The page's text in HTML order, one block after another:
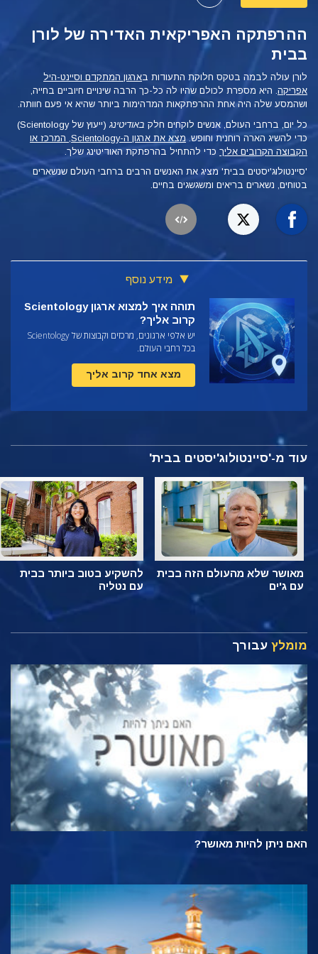
ההרפתקה האפריקאית האדירה של לורן
בבית
לורן עולה לבמה בטקס חלוקת התעודות בארגון המתקדם וסיינט-היל
אפריקה. היא מספרת לכולם שהיו לה כל-כך הרבה שינויים חיוביים בחייה,
ושהמסע שלה היה אחת ההרפתקאות המדהימות ביותר שהיא אי פעם חוותה.
כל יום, ברחבי העולם, אנשים לוקחים חלק באודיטינג
(ייעוץ של Scientology)
כדי להשיג הארה רוחנית וחופש.
מצא את ארגון ה-Scientology, המרכז או
הקבוצה הקרובים אליך כדי להתחיל בהרפתקת האודיטינג שלך.
'סיינטולוג'יסטים בבית' מציג את האנשים הרבים ברחבי העולם שנשארים
בטוחים, נשארים בריאים ומשגשגים בחיים.
מידע נוסף
תוהה איך למצוא ארגון Scientology
קרוב אליך?
יש אלפי ארגונים, מרכזים וקבוצות של Scientology
בכל רחבי העולם.
מצא אחד קרוב אליך
עוד מ-'סיינטולוג'יסטים בבית'
מאושר שלא מהעולם הזה בבית
עם ג'ים
להשקיע בטוב ביותר בבית
עם נטליה
מומלץ עבורך
האם ניתן להיות מאושר?